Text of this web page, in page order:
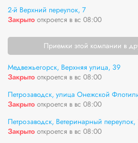
2-й Верхний переулок, 7
Закрыто откроется в вс 08:00
Приемки этой компании в
Медвежьегорск, Верхняя улица, 39
Закрыто откроется в вс 08:00
Петрозаводск, улица Онежской
Закрыто откроется в вс 08:00
Петрозаводск, Ветеринарный переулок,
Закрыто откроется в вс 08:00